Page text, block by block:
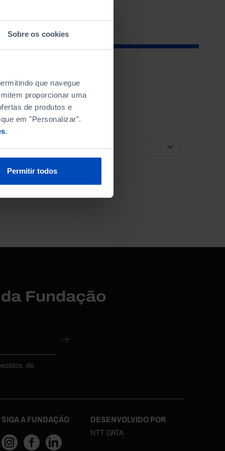
Sobre os cookies
que navegue
proporcionar uma
de produtos e
em "Personalizar".
.
Permitir todos
ORDENAR POR
Fundação
de
SIGA A FUNDAÇÃO DESENVOLVIDO POR
NTT DATA